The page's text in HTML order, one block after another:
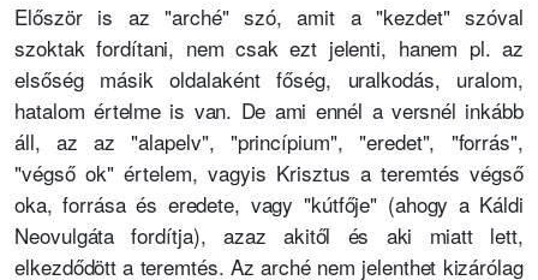
Először is az "arché" szó, amit a "kezdet" szóval
szoktak fordítani, nem csak ezt jelenti, hanem pl. az
elsőség másik oldalaként főség, uralkodás, uralom,
hatalom értelme is van. De ami ennél a versnél inkább
áll, az az "alapelv", "princípium", "eredet", "forrás",
"végső ok" értelem, vagyis Krisztus a teremtés végső
oka, forrása és eredete, vagy "kútfője" (ahogy a Káldi
Neovulgáta fordítja), azaz akitől és aki miatt lett,
elkezdődött a teremtés. Az arché nem jelenthet kizárólag